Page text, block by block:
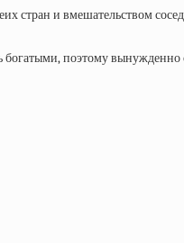
стран и вмешательством
поэтому вынужденно